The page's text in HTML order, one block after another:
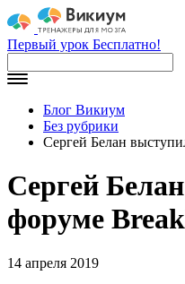
Первый урок Бесплатно!
Блог Викиум
Без рубрики
Сергей Белан
Сергей
форуме
14 апреля 2019